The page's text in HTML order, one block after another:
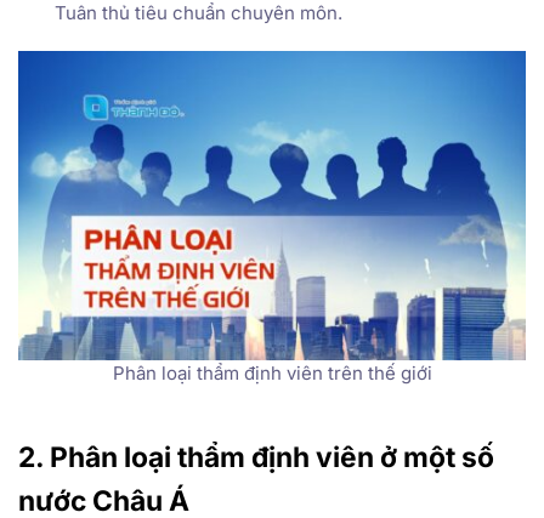
Tuân thủ tiêu chuẩn chuyên môn.
Phân loại thẩm định viên trên thế giới
2. Phân loại thẩm định viên ở một số
nước Châu Á